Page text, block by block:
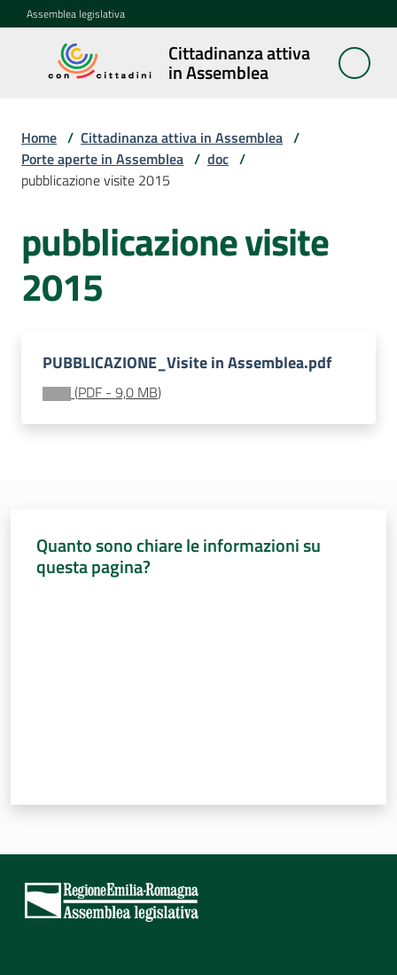
Vai al contenuto
Vai alla navigazione
Vai al footer
Assemblea legislativa
Cittadinanza attiva
in Assemblea
Cittadinanza
attiva in
Concittadini
aperte
in
Assemblea
itineranti
sulla
Argomenti
Home / Cittadinanza attiva in Assemblea /
Porte aperte in Assemblea / doc /
pubblicazione visite 2015
pubblicazione visite
2015
PUBBLICAZIONE_Visite in Assemblea.pdf
(PDF - 9,0 MB)
Quanto sono chiare le informazioni su
questa pagina?